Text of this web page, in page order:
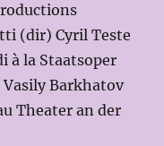
(dir) Cyril Teste
à la Staatsoper
Barkhatov
Theater an der